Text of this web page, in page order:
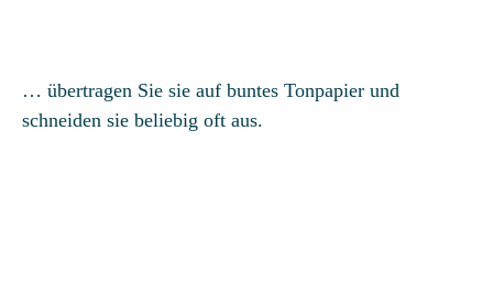
… übertragen Sie sie auf buntes Tonpapier und
schneiden sie beliebig oft aus.